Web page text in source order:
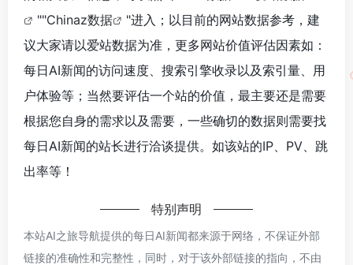
""Chinaz数据
"进入；以目前的网站数据参考，建
议大家请以爱站数据为准，更多网站价值评估因素如：
每日AI新闻的访问速度、搜索引擎收录以及索引量、用
户体验等；当然要评估一个站的价值，最主要还是需要
根据您自身的需求以及需要，一些确切的数据则需要找
每日AI新闻的站长进行洽谈提供。如该站的IP、PV、跳
出率等！
特别声明
本站AI之旅导航提供的每日AI新闻都来源于网络，不保证外部
链接的准确性和完整性，同时，对于该外部链接的指向，不由